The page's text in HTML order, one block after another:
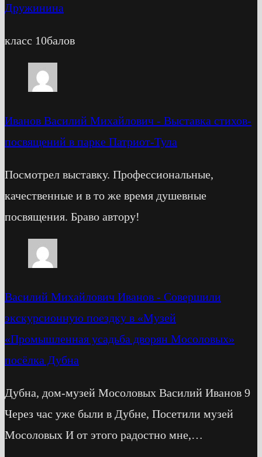
Дружинина
класс 10балов
Иванов Василий Михайлович - Выставка стихов-
посвящений в парке Патриот-Тула
Посмотрел выставку. Профессиональные,
качественные и в то же время душевные
посвящения. Браво автору!
Василий Михайлович Иванов - Cовершили
экскурсионную поездку в «Музей
«Промышленная усадьба дворян Мосоловых»
посёлка Дубна
Дубна, дом-музей Мосоловых Василий Иванов 9
Через час уже были в Дубне, Посетили музей
Мосоловых И от этого радостно мне,…